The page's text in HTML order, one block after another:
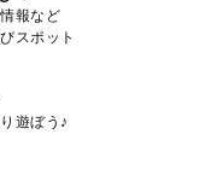
報など
スポット
遊ぼう♪